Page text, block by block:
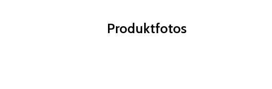
Produktfotos